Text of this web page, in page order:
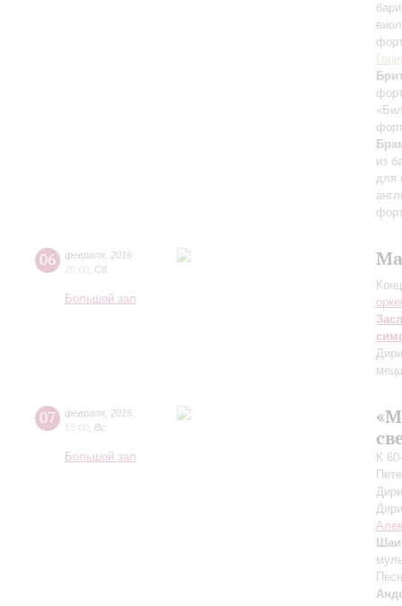
из
для
06 февраля 2016
20:00 Сб
Большой зал
07 февраля 2016
15:00 Вс
Большой зал
К